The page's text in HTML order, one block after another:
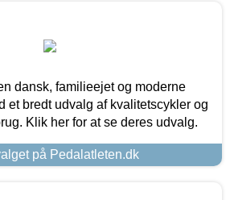
dansk, familieejet og moderne
et bredt udvalg af kvalitetscykler og
Klik her for at se deres udvalg.
på Pedalatleten.dk